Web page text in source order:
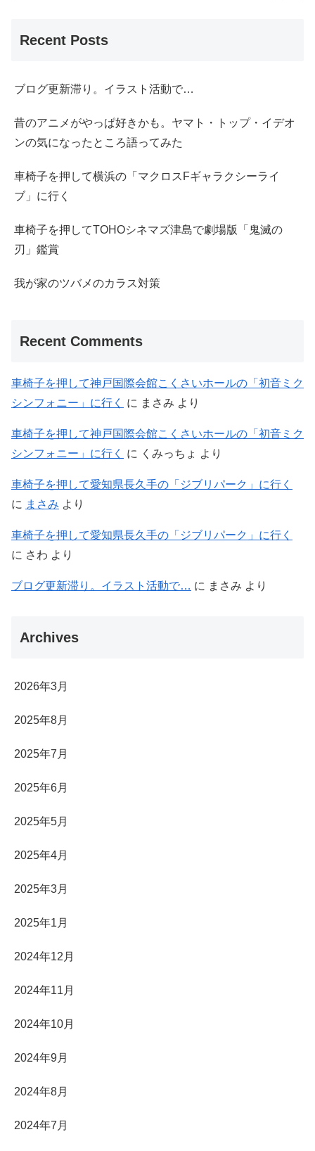
Recent Posts
ブログ更新滞り。イラスト活動で…
昔のアニメがやっぱ好きかも。ヤマト・トップ・イデオ
ンの気になったところ語ってみた
車椅子を押して横浜の「マクロスFギャラクシーライ
ブ」に行く
車椅子を押してTOHOシネマズ津島で劇場版「鬼滅の
刃」鑑賞
我が家のツバメのカラス対策
Recent Comments
車椅子を押して神戸国際会館こくさいホールの「初音ミク
シンフォニー」に行く
に まさみ より
車椅子を押して神戸国際会館こくさいホールの「初音ミク
シンフォニー」に行く
に くみっちょ より
車椅子を押して愛知県長久手の「ジブリパーク」に行く
に まさみ より
車椅子を押して愛知県長久手の「ジブリパーク」に行く
に さわ より
ブログ更新滞り。イラスト活動で… に まさみ より
Archives
2026年3月
2025年8月
2025年7月
2025年6月
2025年5月
2025年4月
2025年3月
2025年1月
2024年12月
2024年11月
2024年10月
2024年9月
2024年8月
2024年7月